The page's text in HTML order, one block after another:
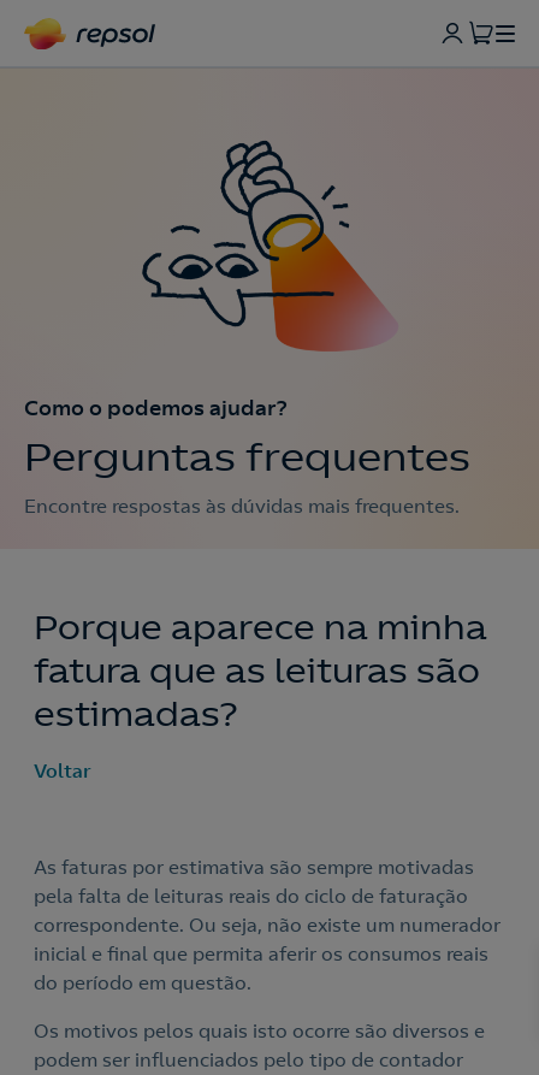
Como o podemos ajudar?
Perguntas frequentes
Encontre respostas às dúvidas mais frequentes.
Porque aparece na minha
fatura que as leituras são
estimadas?
Voltar
As faturas por estimativa são sempre motivadas
pela falta de leituras reais do ciclo de faturação
correspondente. Ou seja, não existe um numerador
inicial e final que permita aferir os consumos reais
do período em questão.
Os motivos pelos quais isto ocorre são diversos e
podem ser influenciados pelo tipo de contador